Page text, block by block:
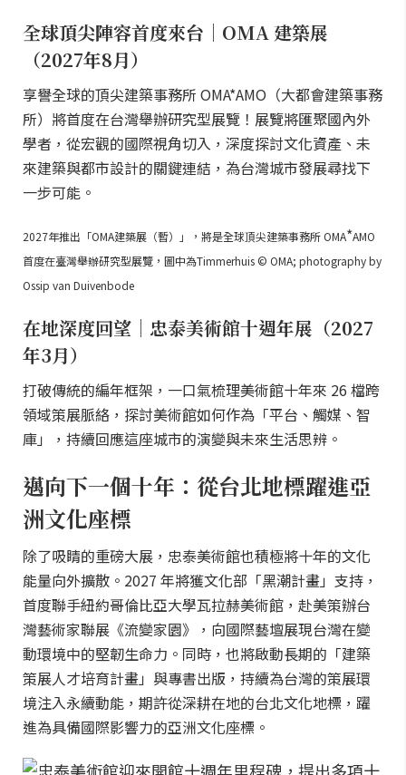
全球頂尖陣容首度來台｜OMA 建築展
（2027年8月）
享譽全球的頂尖建築事務所 OMA*AMO（大都會建築事務
所）將首度在台灣舉辦研究型展覽！展覽將匯聚國內外
學者，從宏觀的國際視角切入，深度探討文化資產、未
來建築與都市設計的關鍵連結，為台灣城市發展尋找下
一步可能。
2027年推出「OMA建築展（暫）」，將是全球頂尖建築事務所 OMA*AMO
首度在臺灣舉辦研究型展覽，圖中為Timmerhuis © OMA; photography by
Ossip van Duivenbode
在地深度回望｜忠泰美術館十週年展（2027
年3月）
打破傳統的編年框架，一口氣梳理美術館十年來 26 檔跨
領域策展脈絡，探討美術館如何作為「平台、觸媒、智
庫」，持續回應這座城市的演變與未來生活思辨。
邁向下一個十年：從台北地標躍進亞
洲文化座標
除了吸睛的重磅大展，忠泰美術館也積極將十年的文化
能量向外擴散。2027 年將獲文化部「黑潮計畫」支持，
首度聯手紐約哥倫比亞大學瓦拉赫美術館，赴美策辦台
灣藝術家聯展《流變家園》，向國際藝壇展現台灣在變
動環境中的堅韌生命力。同時，也將啟動長期的「建築
策展人才培育計畫」與專書出版，持續為台灣的策展環
境注入永續動能，期許從深耕在地的台北文化地標，躍
進為具備國際影響力的亞洲文化座標。